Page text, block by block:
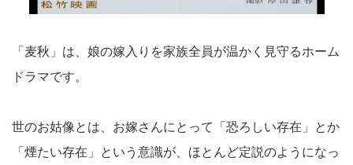
「麦秋」は、娘の嫁入りを家族全員が温かく見守るホーム
ドラマです。
世のお姑像とは、お嫁さんにとって「恐ろしい存在」とか
「煙たい存在」という意識が、ほとんど定説のようになっ